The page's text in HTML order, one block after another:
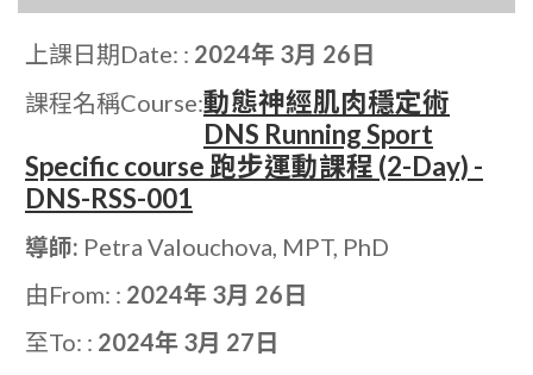
上課日期Date: : 2024年 3月 26日
課程名稱Course:動態神經肌肉穩定術
DNS Running Sport
Specific course 跑步運動課程 (2-Day) -
DNS-RSS-001
導師: Petra Valouchova, MPT, PhD
由From: : 2024年 3月 26日
至To: : 2024年 3月 27日